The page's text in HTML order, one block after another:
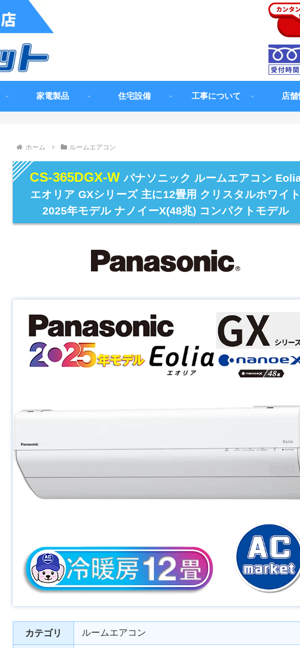
家電製品 住宅設備 工事について 店舗
ホーム ルームエアコン
CS-365DGX-Wパナソニック ルームエアコン
エオリア GXシリーズ 主に12畳用 クリスタルホワイト
2025年モデル ナノイーX(48兆) コンパクトモデル
カテゴリ ルームエアコン